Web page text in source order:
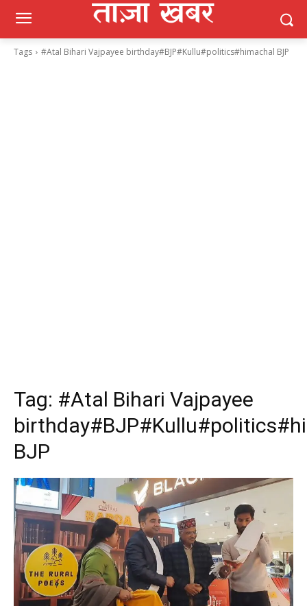
Tags #Atal Bihari Vajpayee birthday#BJP#Kullu#politics#himachal BJP
Tag: #Atal Bihari Vajpayee
BJP